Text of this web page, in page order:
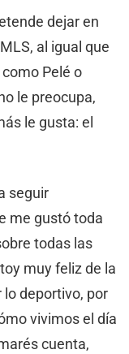
dejar en
al igual que
Pelé o
le preocupa,
le gusta: el
seguir
me gustó toda
todas las
muy feliz de la
deportivo, por
vivimos el día
cuenta,